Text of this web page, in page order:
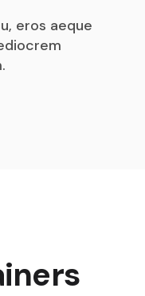
eros aeque